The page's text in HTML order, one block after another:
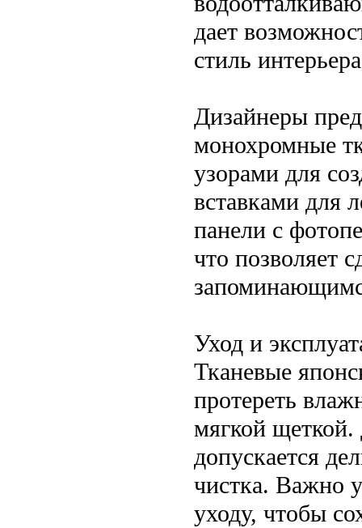
дает
стиль
Дизайнеры
монохромные
узорами для
вставками для
панели с
что позволяет
Уход и
Тканевые
протереть
мягкой щеткой.
допускается
чистка. Важно
уходу, чтобы